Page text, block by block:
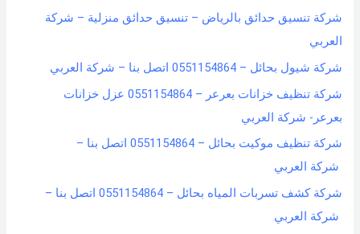
شركة تنسيق حدائق بالرياض – تنسيق حدائق منزلية – شركة
العربي
شركة شيول بحائل – 0551154864 اتصل بنا – شركة العربي
شركة تنظيف خزانات بعرعر – 0551154864 عزل خزانات
بعرعر- شركة العربي
شركة تنظيف موكيت بحائل – 0551154864 اتصل بنا –
شركة العربي
شركة كشف تسربات المياه بحائل – 0551154864 اتصل بنا –
شركة العربي